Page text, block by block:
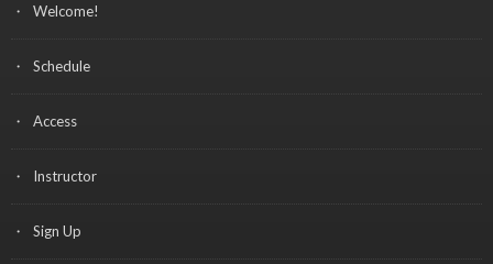
Welcome!
Schedule
Access
Instructor
Sign Up